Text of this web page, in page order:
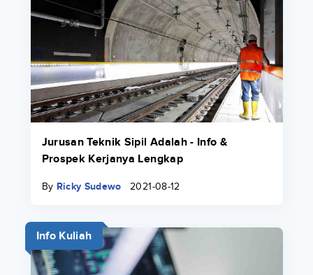
Jurusan Teknik Sipil Adalah - Info &
Prospek Kerjanya Lengkap
By Ricky Sudewo 2021-08-12
Info Kuliah